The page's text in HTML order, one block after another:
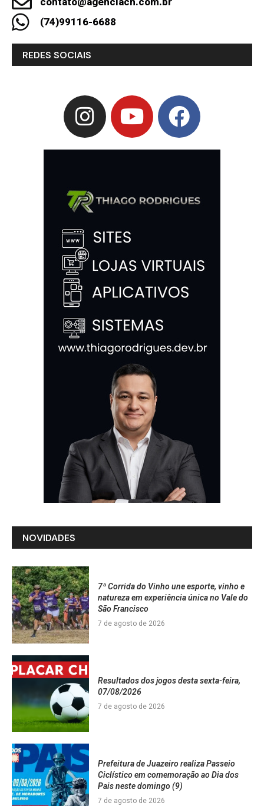
(74)99116-6688
REDES SOCIAIS
NOVIDADES
7ª Corrida do Vinho une esporte, vinho e
natureza em experiência única no Vale do
São Francisco
7 de agosto de 2026
Resultados dos jogos desta sexta-feira,
07/08/2026
7 de agosto de 2026
Prefeitura de Juazeiro realiza Passeio
Ciclístico em comemoração ao Dia dos
Pais neste domingo (9)
7 de agosto de 2026